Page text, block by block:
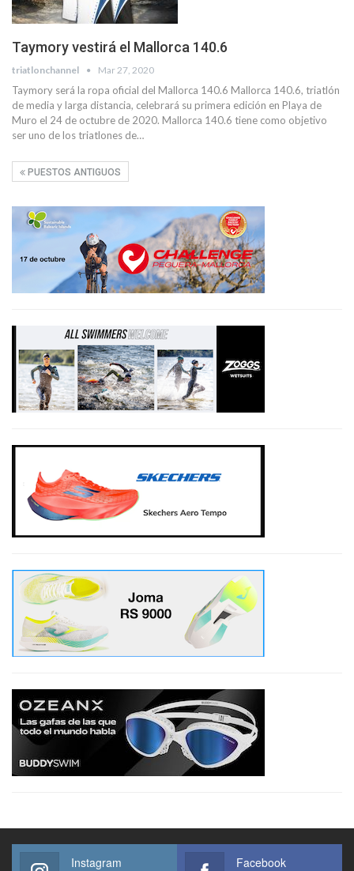
Taymory vestirá el Mallorca 140.6
triatlonchannel Mar 27, 2020
Taymory será la ropa oficial del Mallorca 140.6 Mallorca 140.6, triatlón
de media y larga distancia, celebrará su primera edición en Playa de
Muro el 24 de octubre de 2020. Mallorca 140.6 tiene como objetivo
ser uno de los triatlones de…
PUESTOS ANTIGUOS
Instagram Facebook